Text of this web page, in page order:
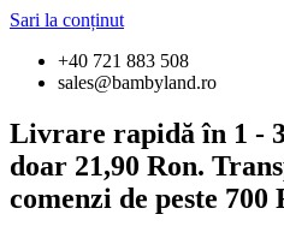
Sari la conținut
+40 721 883 508
sales@bambyland.ro
Livrare rapidă în 1 -
doar 21,90 Ron.
comenzi de peste 700